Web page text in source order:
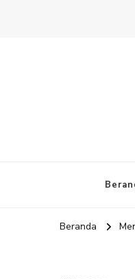
Beranda